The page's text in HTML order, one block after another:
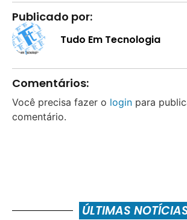
Publicado por:
Tudo Em Tecnologia
Comentários:
Você precisa fazer o login para
comentário.
ÚLTIMAS